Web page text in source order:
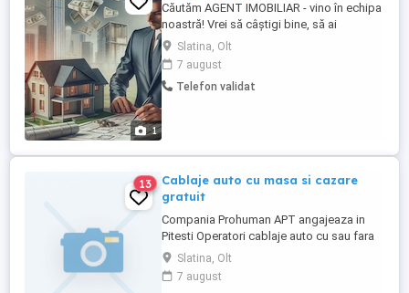
1
Căutăm AGENT IMOBILIAR - vino în echipa
noastră! Vrei să câștigi bine, să ai
program flexibil și să lucrezi într-un
domeniu dinamic? Acum e momentul!
Cerințe: Abilități bune de comunicare
Seriozitate și dorință de muncă Permis
Slatina, Olt
7 august
Telefon validat
13
Cablaje auto cu masa si cazare
gratuit
Compania Prohuman APT angajeaza in
Pitesti Operatori cablaje auto cu sau fara
experienta. Cazare asigurata Gratuit si o
masa pe zi! Beneficii salariale: - Salariu
incepand de la 3500 lei NET (bani in
Slatina, Olt
7 august